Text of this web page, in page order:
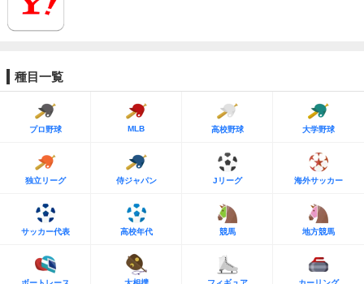
種目一覧
プロ野球 MLB 高校野球 大学野球
独立リーグ 侍ジャパン Jリーグ 海外サッカー
サッカー代表 高校年代 競馬 地方競馬